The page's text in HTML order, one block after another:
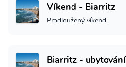
Víkend - Biarritz
Prodloužený víkend
Biarritz - ubytování